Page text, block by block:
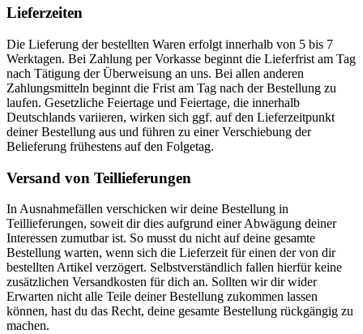
Lieferzeiten
Die Lieferung der bestellten Waren erfolgt innerhalb von 5 bis 7
Werktagen. Bei Zahlung per Vorkasse beginnt die Lieferfrist am Tag
nach Tätigung der Überweisung an uns. Bei allen anderen
Zahlungsmitteln beginnt die Frist am Tag nach der Bestellung zu
laufen. Gesetzliche Feiertage und Feiertage, die innerhalb
Deutschlands variieren, wirken sich ggf. auf den Lieferzeitpunkt
deiner Bestellung aus und führen zu einer Verschiebung der
Belieferung frühestens auf den Folgetag.
Versand von Teillieferungen
In Ausnahmefällen verschicken wir deine Bestellung in
Teillieferungen, soweit dir dies aufgrund einer Abwägung deiner
Interessen zumutbar ist. So musst du nicht auf deine gesamte
Bestellung warten, wenn sich die Lieferzeit für einen der von dir
bestellten Artikel verzögert. Selbstverständlich fallen hierfür keine
zusätzlichen Versandkosten für dich an. Sollten wir dir wider
Erwarten nicht alle Teile deiner Bestellung zukommen lassen
können, hast du das Recht, deine gesamte Bestellung rückgängig zu
machen.